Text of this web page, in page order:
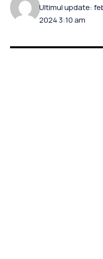
Ultimul update:
2024 3:10 am